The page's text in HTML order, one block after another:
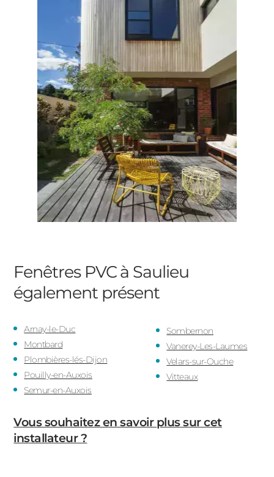
Fenêtres PVC à Saulieu
également présent
Arnay-le-Duc
Montbard
Plombières-lés-Dijon
Pouilly-en-Auxois
Semur-en-Auxois
Sombernon
Vanerey-Les-Laumes
Velars-sur-Ouche
Vitteaux
Vous souhaitez en savoir plus sur cet
installateur ?